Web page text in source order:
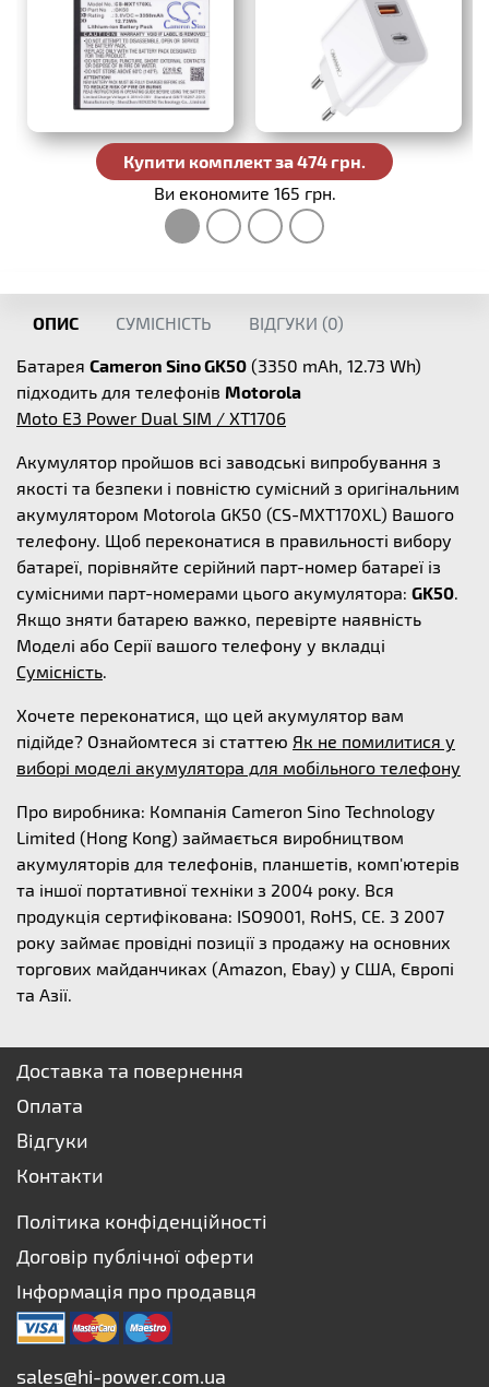
Купити комплект за 474 грн.
Ви економите 165 грн.
ОПИС СУМІСНІСТЬ ВІДГУКИ (0)
Батарея Cameron Sino GK50 (3350 mAh, 12.73 Wh)
підходить для телефонів Motorola
Moto E3 Power Dual SIM / XT1706
Акумулятор пройшов всі заводські випробування з
якості та безпеки і повністю сумісний з оригінальним
акумулятором Motorola GK50 (CS-MXT170XL) Вашого
телефону. Щоб переконатися в правильності вибору
батареї, порівняйте серійний парт-номер батареї із
сумісними парт-номерами цього акумулятора: GK50.
Якщо зняти батарею важко, перевірте наявність
Моделі або Серії вашого телефону у вкладці
Сумісність.
Хочете переконатися, що цей акумулятор вам
підійде? Ознайомтеся зі статтею Як не помилитися у
виборі моделі акумулятора для мобільного телефону
Про виробника: Компанія Cameron Sino Technology
Limited (Hong Kong) займається виробництвом
акумуляторів для телефонів, планшетів, комп'ютерів
та іншої портативної техніки з 2004 року. Вся
продукція сертифікована: ISO9001, RoHS, CE. З 2007
року займає провідні позиції з продажу на основних
торгових майданчиках (Amazon, Ebay) у США, Європі
та Азії.
Доставка та повернення
Оплата
Відгуки
Контакти
Політика конфіденційності
Договір публічної оферти
Інформація про продавця
sales@hi-power.com.ua